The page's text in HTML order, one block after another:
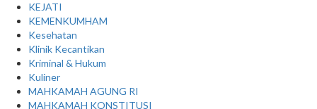
KEJATI
KEMENKUMHAM
Kesehatan
Klinik Kecantikan
Kriminal & Hukum
Kuliner
MAHKAMAH AGUNG RI
MAHKAMAH KONSTITUSI